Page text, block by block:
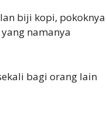
biji kopi, pokoknya
namanya
bagi orang lain